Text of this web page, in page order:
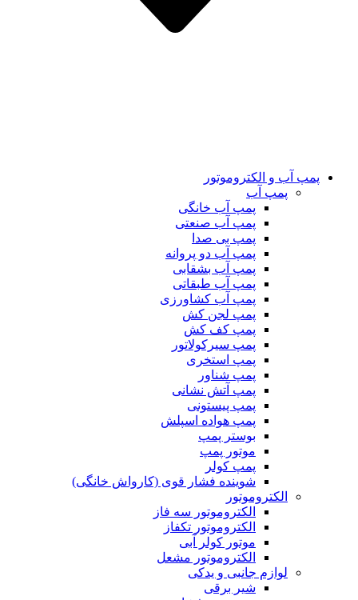
پمپ آب و الکتروموتور
پمپ آب
پمپ آب خانگی
پمپ آب صنعتی
پمپ بی صدا
پمپ آب دو پروانه
پمپ آب بشقابی
پمپ آب طبقاتی
پمپ آب کشاورزی
پمپ لجن کش
پمپ کف کش
پمپ سیرکولاتور
پمپ استخری
پمپ شناور
پمپ آتش نشانی
پمپ پیستونی
پمپ هواده اسپلش
بوستر پمپ
موتور پمپ
پمپ کولر
شوینده فشار قوی (کارواش خانگی)
الکتروموتور
الکتروموتور سه فاز
الکتروموتور تکفاز
موتور کولر آبی
الکتروموتور مشعل
لوازم جانبی و یدکی
شیر برقی